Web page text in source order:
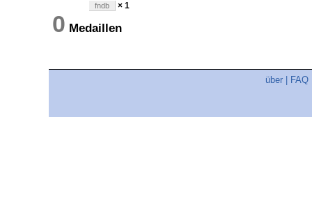
fndb × 1
0 Medaillen
über FAQ